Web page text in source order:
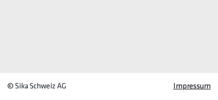
© Sika Schweiz AG Impressum